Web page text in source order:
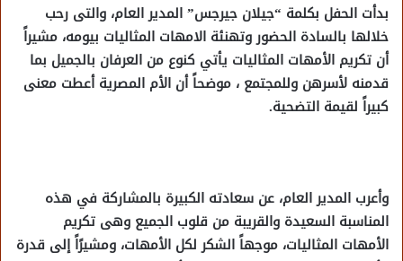
بدأت الحفل بكلمة “جيلان جيرجس” المدير العام، والتى رحب
خلالها بالسادة الحضور وتهنئة الامهات المثاليات بيومه، مشيراً
أن تكريم الأمهات المثاليات يأتي كنوع من العرفان بالجميل بما
قدمنه لأسرهن وللمجتمع ، موضحاً أن الأم المصرية أعطت معنى
كبيراً لقيمة التضحية.
وأعرب المدير العام، عن سعادته الكبيرة بالمشاركة في هذه
المناسبة السعيدة والقريبة من قلوب الجميع وهى تكريم
الأمهات المثاليات، موجهاً الشكر لكل الأمهات، ومشيرًاً إلى قدرة